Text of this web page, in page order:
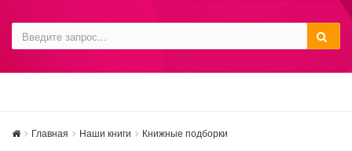
Главная Наши книги Книжные подборки